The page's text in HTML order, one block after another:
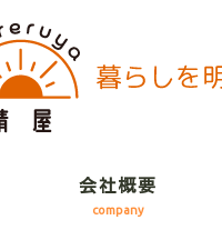
会社概要
company